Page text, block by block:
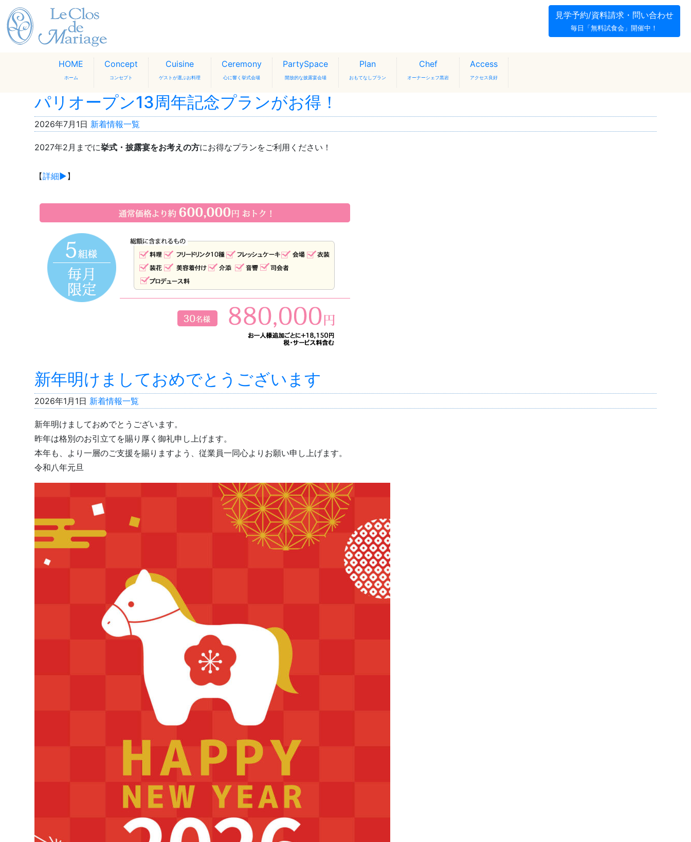
見学予約/資料請求・問い合わせ
毎日「無料試食会」開催中！
HOME
ホーム
Concept
コンセプト
Cuisine
ゲストが選ぶお料理
Ceremony
心に響く挙式会場
PartySpace
開放的な披露宴会場
Plan
おもてなしプラン
Chef
オーナーシェフ黒岩
Access
アクセス良好
パリオープン13周年記念プランがお得！
2026年7月1日 新着情報一覧
2027年2月までに挙式・披露宴をお考えの方にお得なプランをご利用ください！
【詳細▶︎】
新年明けましておめでとうございます
2026年1月1日 新着情報一覧
新年明けましておめでとうございます。
昨年は格別のお引立てを賜り厚く御礼申し上げます。
本年も、より一層のご支援を賜りますよう、従業員一同心よりお願い申し上げます。
令和八年元旦